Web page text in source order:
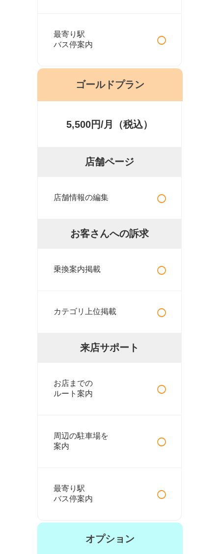
最寄り駅
バス停案内
○
ゴールドプラン
5,500円/月（税込）
店舗ページ
店舗情報の編集 ○
お客さんへの訴求
乗換案内掲載 ○
カテゴリ上位掲載 ○
来店サポート
お店までの
ルート案内
○
周辺の駐車場を
案内
○
最寄り駅
バス停案内
○
オプション